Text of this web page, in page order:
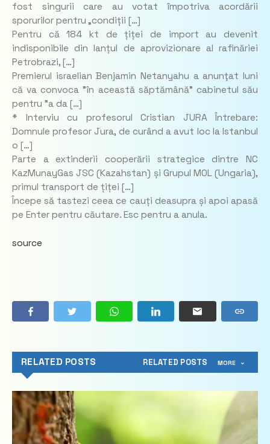
fost singurii care au votat împotriva acordării
sporurilor pentru „condiții […]
Pentru că 184 kt de țiței de import au devenit
indisponibile din lanțul de aprovizionare al rafinăriei
Petrobrazi, […]
Premierul israelian Benjamin Netanyahu a anunţat luni
că va convoca ”în această săptămână” cabinetul său
pentru ”a da […]
* Interviu cu profesorul Cristian JURA Întrebare:
Domnule profesor Jura, de curând a avut loc la Istanbul
o […]
Parte a extinderii cooperării strategice dintre NC
KazMunayGas JSC (Kazahstan) și Grupul MOL (Ungaria),
primul transport de țiței […]
Începe să tastezi ceea ce cauți deasupra și apoi apasă
pe Enter pentru căutare. Esc pentru a anula.
source
RELATED POSTS RELATED POSTS MORE